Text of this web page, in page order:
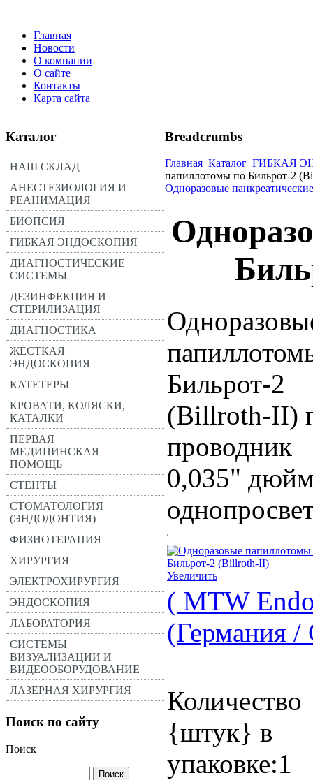
Главная
Новости
О компании
О сайте
Контакты
Карта сайта
Каталог
НАШ СКЛАД
АНЕСТЕЗИОЛОГИЯ И
РЕАНИМАЦИЯ
БИОПСИЯ
ГИБКАЯ ЭНДОСКОПИЯ
ДИАГНОСТИЧЕСКИЕ
СИСТЕМЫ
ДЕЗИНФЕКЦИЯ И
СТЕРИЛИЗАЦИЯ
ДИАГНОСТИКА
ЖЁСТКАЯ
ЭНДОСКОПИЯ
КАТЕТЕРЫ
КРОВАТИ, КОЛЯСКИ,
КАТАЛКИ
ПЕРВАЯ
МЕДИЦИНСКАЯ
ПОМОЩЬ
СТЕНТЫ
СТОМАТОЛОГИЯ
(ЭНДОДОНТИЯ)
ФИЗИОТЕРАПИЯ
ХИРУРГИЯ
ЭЛЕКТРОХИРУРГИЯ
ЭНДОСКОПИЯ
ЛАБОРАТОРИЯ
СИСТЕМЫ
ВИЗУАЛИЗАЦИИ И
ВИДЕООБОРУДОВАНИЕ
ЛАЗЕРНАЯ ХИРУРГИЯ
Поиск по сайту
Поиск
Breadcrumbs
Главная Каталог ГИБКАЯ
папиллотомы по Бильрот-2
Одноразовые
Бильрот-2
(Billroth-II)
проводник
0,035"
Увеличить
( MTW
(Германия /
Количество
{штук} в
упаковке:1